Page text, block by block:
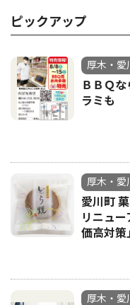
ピックアップ
厚木・愛
ＢＢＱ
ラミも
厚木・愛
愛川町
リニュ
価高対策
厚木・愛